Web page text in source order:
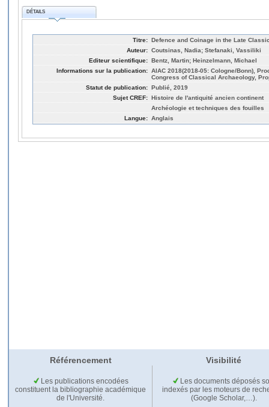
DÉTAILS
Titre: Defence and Coinage in the Late
Auteur: Coutsinas, Nadia; Stefanaki, Vassiliki
Editeur scientifique: Bentz, Martin; Heinzelmann, Michael
Informations sur la publication: AIAC 2018(2018-05: Cologne/Bonn),
Congress of Classical Archaeology,
Statut de publication: Publié, 2019
Sujet CREF: Histoire de l'antiquité ancien continent
Archéologie et techniques des fouilles
Langue: Anglais
Référencement Visibilité
Les publications encodées
constituent la bibliographie académique
de l'Université.
Les documents déposés
indexés par les moteurs de
(Google Scholar,…).